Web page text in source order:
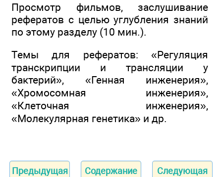
Просмотр фильмов, заслушивание
рефератов с целью углубления знаний
по этому разделу (10 мин.).
Темы для рефератов: «Регуляция
транскрипции и трансляции у
бактерий», «Генная инженерия»,
«Хромосомная инженерия»,
«Клеточная инженерия»,
«Молекулярная генетика» и др.
Предыдущая Содержание Следующая